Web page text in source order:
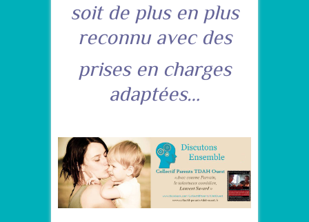
soit de plus en plus
reconnu avec des
prises en charges
adaptées…